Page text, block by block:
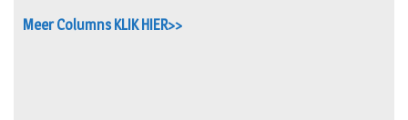
Meer Columns KLIK HIER>>